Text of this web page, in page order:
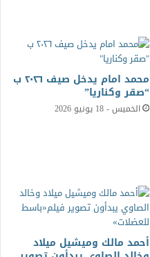
محمد امام يدخل صيف ٢٠٢٦ ب
“صقر وكناريا”
الخميس - 18 يونيو 2026
أحمد مالك وميشيل ميلاد